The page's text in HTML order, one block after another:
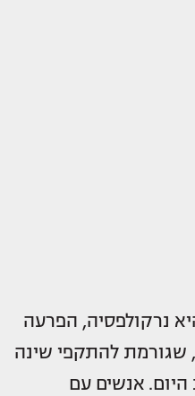
נרקולפסיה, הפרעה
שגורמת להתקפי שינה
אנשים עם